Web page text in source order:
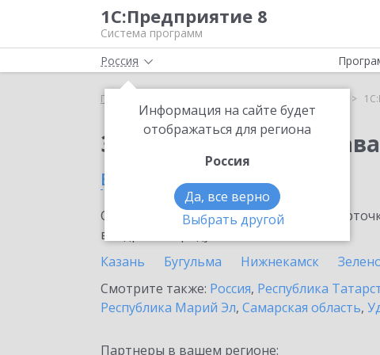
1С:Предприятие 8
Система программ
Россия
Информация на сайте будет
отображаться для региона
Россия
Да, все верно
Выбрать другой
Главная
Заказать
в Набережных Челнах
Ознакомьтесь с информационными
внедрение продукта.
Казань
Бугульма Нижнекамск
Смотрите также: Россия, Республика
Республика Марий Эл, Самарская область,
Партнеры в вашем регионе: